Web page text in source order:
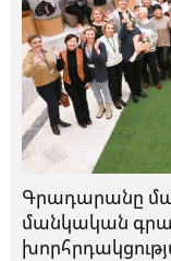
Գրադարանը
մանկական